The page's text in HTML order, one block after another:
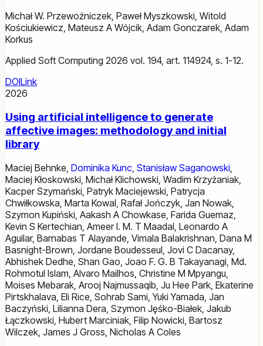
Michał W. Przewoźniczek, Paweł Myszkowski, Witold
Kościukiewicz, Mateusz A Wójcik, Adam Gonczarek, Adam
Korkus
Applied Soft Computing 2026 vol. 194, art. 114924, s. 1-12.
DOILink
2026
Using artificial intelligence to generate
affective images: methodology and initial
library
Maciej Behnke Dominika Kunc Stanisław Saganowski
Maciej Kłoskowski Michał Klichowski Wadim Krzyżaniak
Kacper Szymański Patryk Maciejewski Patrycja
Chwiłkowska Marta Kowal Rafał Jończyk Jan Nowak
Szymon Kupiński Aakash A Chowkase Farida Guemaz
Kevin S Kertechian Ameer I. M. T Maadal Leonardo A
Aguilar, Barnabas T Alayande Vimala Balakrishnan Dana M
Basnight-Brown Jordane Boudesseul Jovi C Dacanay,
Abhishek Dedhe Shan Gao Joao F. G. B Takayanagi Md.
Rohmotul Islam Alvaro Mailhos Christine M Mpyangu
Moises Mebarak Arooj Najmussaqib Ju Hee Park Ekaterine
Pirtskhalava Eli Rice Sohrab Sami ,Yuki Yamada Jan
Baczyński Lilianna Dera Szymon Jęśko-Białek Jakub
Łączkowski Hubert Marciniak Filip Nowicki Bartosz
Wilczek James J Gross Nicholas A Coles